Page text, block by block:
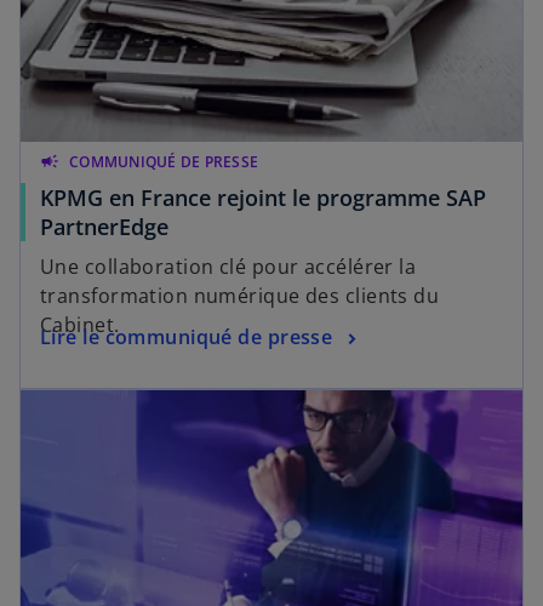
campaign COMMUNIQUÉ DE PRESSE
KPMG en France rejoint le programme SAP
PartnerEdge
Une collaboration clé pour accélérer la
transformation numérique des clients du
Cabinet.
Lire le communiqué de presse